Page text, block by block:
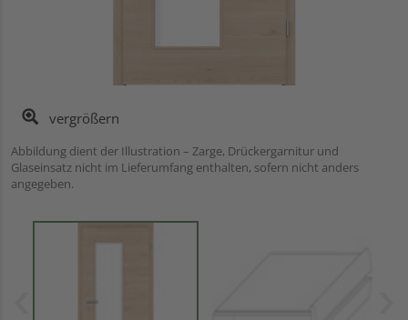
vergrößern
Abbildung dient der Illustration – Zarge, Drückergarnitur und
Glaseinsatz nicht im Lieferumfang enthalten, sofern nicht anders
angegeben.